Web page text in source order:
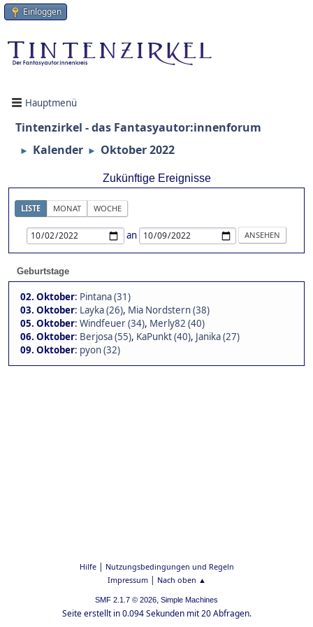
Einloggen
Hauptmenü
Tintenzirkel - das Fantasyautor:innenforum
► Kalender ► Oktober 2022
Zukünftige Ereignisse
LISTE MONAT WOCHE
an
Geburtstage
02. Oktober: Pintana (31)
03. Oktober: Layka (26), Mia Nordstern (38)
05. Oktober: Windfeuer (34), Merly82 (40)
06. Oktober: Berjosa (55), KaPunkt (40), Janika (27)
09. Oktober: pyon (32)
Hilfe| Nutzungsbedingungen und Regeln
Impressum| Nach oben ▲
SMF 2.1.7 © 2026, Simple Machines
Seite erstellt in 0.094 Sekunden mit 20 Abfragen.